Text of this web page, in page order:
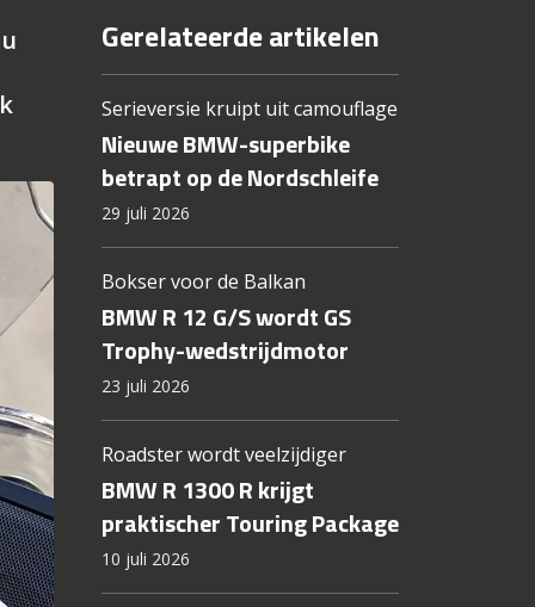
Gerelateerde artikelen
Serieversie kruipt uit camouflage
Nieuwe BMW-superbike
betrapt op de Nordschleife
29 juli 2026
Bokser voor de Balkan
BMW R 12 G/S wordt GS
Trophy-wedstrijdmotor
23 juli 2026
Roadster wordt veelzijdiger
BMW R 1300 R krijgt
praktischer Touring Package
10 juli 2026